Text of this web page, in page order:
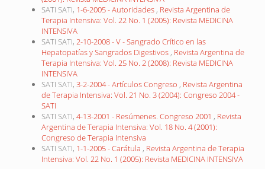
SATI SATI, 1-6-2005 - Autoridades , Revista Argentina de
Terapia Intensiva: Vol. 22 No. 1 (2005): Revista MEDICINA
INTENSIVA
SATI SATI, 2-10-2008 - V - Sangrado Crítico en las
Hepatopatías y Sangrados Digestivos , Revista Argentina de
Terapia Intensiva: Vol. 25 No. 2 (2008): Revista MEDICINA
INTENSIVA
SATI SATI, 3-2-2004 - Artículos Congreso , Revista Argentina
de Terapia Intensiva: Vol. 21 No. 3 (2004): Congreso 2004 -
SATI
SATI SATI, 4-13-2001 - Resúmenes. Congreso 2001 , Revista
Argentina de Terapia Intensiva: Vol. 18 No. 4 (2001):
Congreso de Terapia Intensiva
SATI SATI, 1-1-2005 - Carátula , Revista Argentina de Terapia
Intensiva: Vol. 22 No. 1 (2005): Revista MEDICINA INTENSIVA